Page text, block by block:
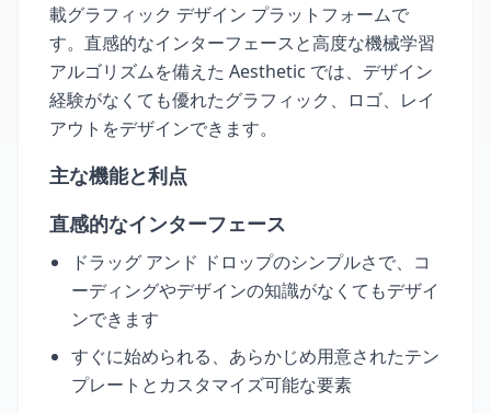
載グラフィック デザイン プラットフォームで
す。直感的なインターフェースと高度な機械学習
アルゴリズムを備えた Aesthetic では、デザイン
経験がなくても優れたグラフィック、ロゴ、レイ
アウトをデザインできます。
主な機能と利点
直感的なインターフェース
ドラッグ アンド ドロップのシンプルさで、コ
ーディングやデザインの知識がなくてもデザイ
ンできます
すぐに始められる、あらかじめ用意されたテン
プレートとカスタマイズ可能な要素